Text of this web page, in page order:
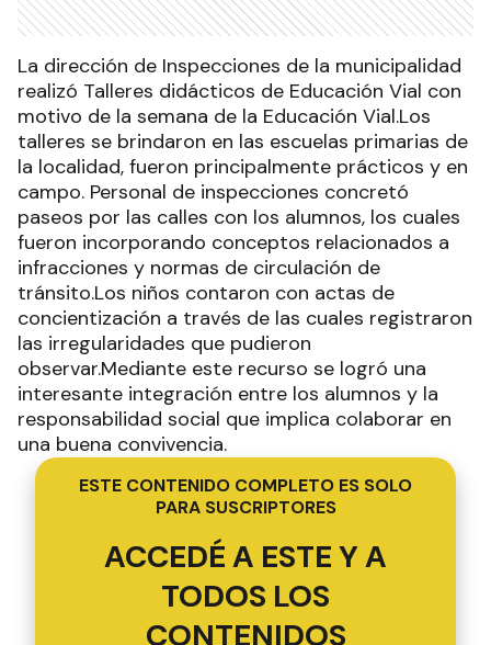
La dirección de Inspecciones de la municipalidad
realizó Talleres didácticos de Educación Vial con
motivo de la semana de la Educación Vial.Los
talleres se brindaron en las escuelas primarias de
la localidad, fueron principalmente prácticos y en
campo. Personal de inspecciones concretó
paseos por las calles con los alumnos, los cuales
fueron incorporando conceptos relacionados a
infracciones y normas de circulación de
tránsito.Los niños contaron con actas de
concientización a través de las cuales registraron
las irregularidades que pudieron
observar.Mediante este recurso se logró una
interesante integración entre los alumnos y la
responsabilidad social que implica colaborar en
una buena convivencia.
ESTE CONTENIDO COMPLETO ES SOLO
PARA SUSCRIPTORES
ACCEDÉ A ESTE Y A
TODOS LOS
CONTENIDOS